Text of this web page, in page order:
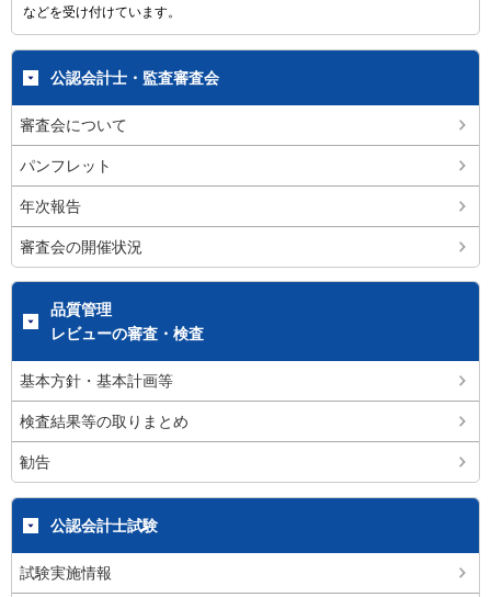
などを受け付けています。
公認会計士・監査審査会
審査会について
パンフレット
年次報告
審査会の開催状況
品質管理
レビューの審査・検査
基本方針・基本計画等
検査結果等の取りまとめ
勧告
公認会計士試験
試験実施情報